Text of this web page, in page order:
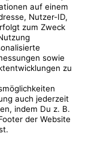
Compliance
Help Center